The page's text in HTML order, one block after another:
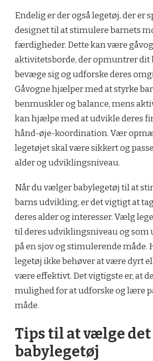
Endelig er der også legetøj, der er
designet til at stimulere barnets
færdigheder. Dette kan være
aktivitetsborde, der opmuntrer dit
bevæge sig og udforske deres
Gåvogne hjælper med at styrke
benmuskler og balance, mens
kan hjælpe med at udvikle deres
hånd-øje-koordination. Vær
legetøjet skal være sikkert og
alder og udviklingsniveau.
Når du vælger babylegetøj til at
barns udvikling, er det vigtigt at
deres alder og interesser. Vælg
til deres udviklingsniveau og som
på en sjov og stimulerende måde.
legetøj ikke behøver at være dyrt
være effektivt. Det vigtigste er, at
mulighed for at udforske og lære
måde.
Tips til at vælge
babylegetøj